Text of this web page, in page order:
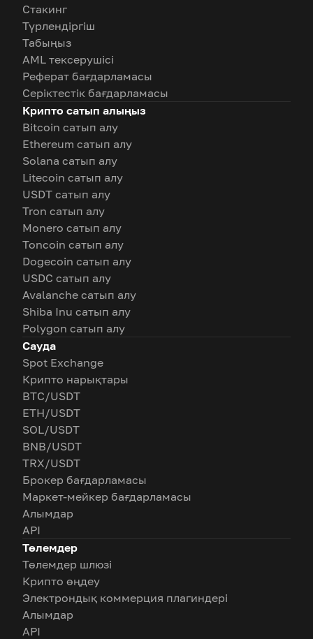
Стакинг
Түрлендіргіш
Табыңыз
AML тексерушісі
Реферат бағдарламасы
Серіктестік бағдарламасы
Крипто сатып алыңыз
Bitcoin сатып алу
Ethereum сатып алу
Solana сатып алу
Litecoin сатып алу
USDT сатып алу
Tron сатып алу
Monero сатып алу
Toncoin сатып алу
Dogecoin сатып алу
USDC сатып алу
Avalanche сатып алу
Shiba Inu сатып алу
Polygon сатып алу
Сауда
Spot Exchange
Крипто нарықтары
BTC/USDT
ETH/USDT
SOL/USDT
BNB/USDT
TRX/USDT
Брокер бағдарламасы
Маркет-мейкер бағдарламасы
Алымдар
API
Төлемдер
Төлемдер шлюзі
Крипто өңдеу
Электрондық коммерция плагиндері
Алымдар
API